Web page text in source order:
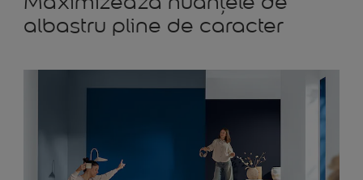
albastru pline de caracter